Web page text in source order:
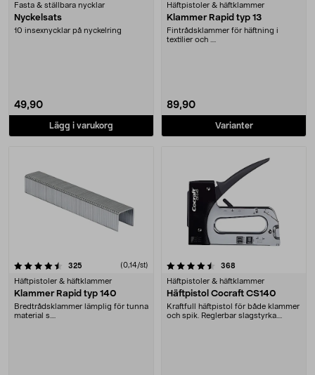
Fasta & ställbara nycklar
Nyckelsats
10 insexnycklar på nyckelring
49,90
Lägg i varukorg
Häftpistoler & häftklammer
Klammer Rapid typ 13
Fintrådsklammer för häftning i
textilier och ....
89,90
Varianter
325 recensioner(0,14/st)
Häftpistoler & häftklammer
Klammer Rapid typ 140
Bredtrådsklammer lämplig för tunna
material s....
4.5 av 5 stjärnor 368
Häftpistoler & häftklammer
Häftpistol Cocraft CS140
Kraftfull häftpistol för både klammer
och spik. Reglerbar slagstyrka.